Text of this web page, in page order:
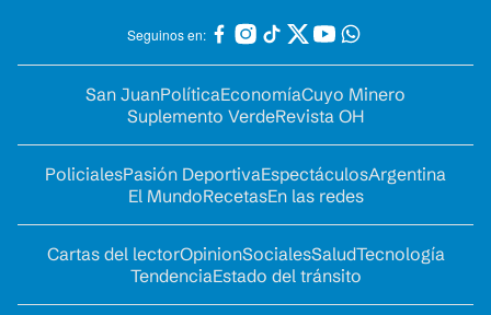
Seguinos en:
San JuanPolíticaEconomíaCuyo Minero
Suplemento VerdeRevista OH
PolicialesPasión DeportivaEspectáculosArgentina
El MundoRecetasEn las redes
Cartas del lectorOpinionSocialesSaludTecnología
TendenciaEstado del tránsito